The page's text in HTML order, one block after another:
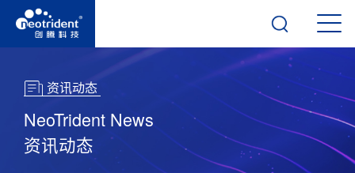
资讯动态
NeoTrident News
资讯动态